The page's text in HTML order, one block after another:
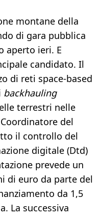
montane della
di gara pubblica
aperto ieri. E
candidato. Il
di reti space-based
backhauling
terrestri nelle
del
il controllo del
digitale (Dtd)
prevede un
di euro da parte del
da 1,5
La successiva